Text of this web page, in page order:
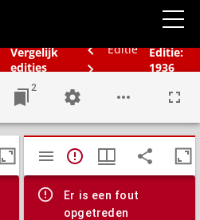
Vergelijk
edities
Editie
Editie:
1936
2
to fetch TypeError:
Er is een fout
opgetreden